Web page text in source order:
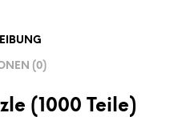
(0)
(1000 Teile)